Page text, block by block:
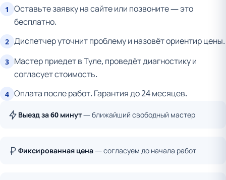
1
Оставьте заявку на сайте или позвоните — это
бесплатно.
2 Диспетчер уточнит проблему и назовёт ориентир цены.
3 Мастер приедет в Туле, проведёт диагностику и
согласует стоимость.
4 Оплата после работ. Гарантия до 24 месяцев.
Выезд за 60 минут— ближайший свободный мастер
Фиксированная цена— согласуем до начала работ